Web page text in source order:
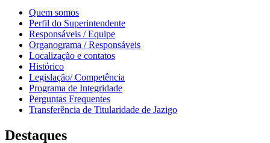
Quem somos
Perfil do Superintendente
Responsáveis / Equipe
Organograma / Responsáveis
Localização e contatos
Histórico
Legislação/ Competência
Programa de Integridade
Perguntas Frequentes
Transferência de Titularidade de Jazigo
Destaques